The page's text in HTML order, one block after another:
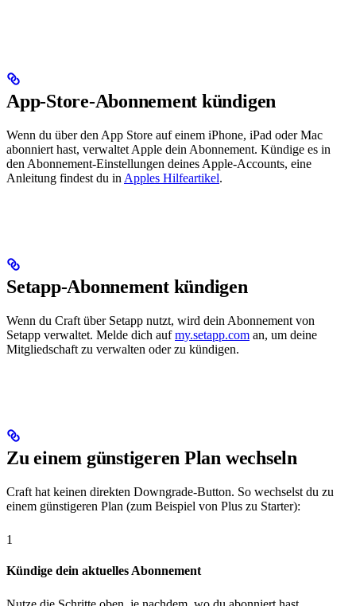
App-Store-Abonnement kündigen
Wenn du über den App Store auf einem iPhone, iPad oder Mac
abonniert hast, verwaltet Apple dein Abonnement. Kündige es in
den Abonnement-Einstellungen deines Apple-Accounts, eine
Anleitung findest du in Apples Hilfeartikel.
Setapp-Abonnement kündigen
Wenn du Craft über Setapp nutzt, wird dein Abonnement von
Setapp verwaltet. Melde dich aufmy.setapp.com an, um deine
Mitgliedschaft zu verwalten oder zu kündigen.
Zu einem günstigeren Plan wechseln
Craft hat keinen direkten Downgrade-Button. So wechselst du zu
einem günstigeren Plan (zum Beispiel von Plus zu Starter):
1
Kündige dein aktuelles Abonnement